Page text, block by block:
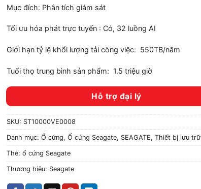
Mục đích: Phân tích giám sát
Tối ưu hóa phát trực tuyến : Có, 32 luồng AI
Giới hạn tỷ lệ khổi lượng tải công việc: 550TB/năm
Tuổi thọ trung bình sản phẩm: 1.5 triệu giờ
Hỗ trợ đại lý
SKU: ST10000VE0008
Danh mục: Ổ cứng, Ổ cứng Seagate, SEAGATE, Thiết bị lưu trữ
Thẻ: ổ cứng Seagate
Thương hiệu: Seagate